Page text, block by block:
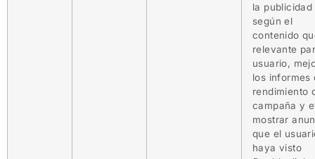
la publicidad
según el
contenido
relevante
usuario,
los informes
rendimiento
campaña y
mostrar
que el
haya visto